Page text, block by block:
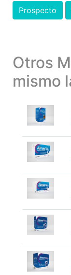
Prospecto
Otros
mismo